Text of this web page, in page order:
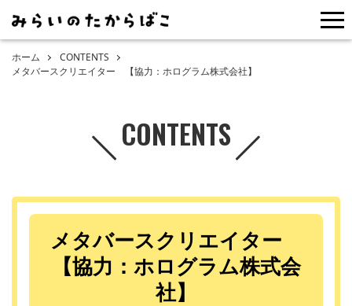
ホーム
CONTENTS
メタバースクリエイター 【協力：ホログラム株式会社】
CONTENTS
メタバースクリエイター
【協力：ホログラム株式会
社】